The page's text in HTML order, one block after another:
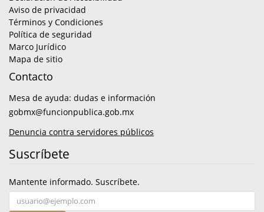
Aviso de privacidad
Términos y Condiciones
Política de seguridad
Marco Jurídico
Mapa de sitio
Contacto
Mesa de ayuda: dudas e información
gobmx@funcionpublica.gob.mx
Denuncia contra servidores públicos
Suscríbete
Mantente informado. Suscríbete.